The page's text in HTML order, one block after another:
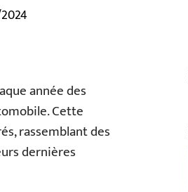
année des
Cette
rassemblant des
dernières